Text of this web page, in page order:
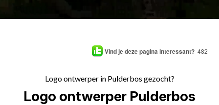
Vind je deze pagina interessant? 482
Logo ontwerper in Pulderbos gezocht?
Logo ontwerper Pulderbos